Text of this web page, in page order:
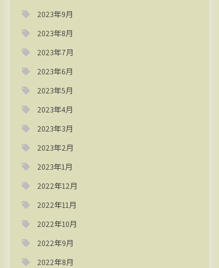
2023年9月
2023年8月
2023年7月
2023年6月
2023年5月
2023年4月
2023年3月
2023年2月
2023年1月
2022年12月
2022年11月
2022年10月
2022年9月
2022年8月